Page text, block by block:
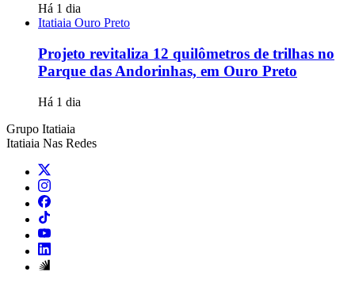
Há 1 dia
Itatiaia Ouro Preto
Projeto revitaliza 12 quilômetros de trilhas no
Parque das Andorinhas, em Ouro Preto
Há 1 dia
Grupo Itatiaia
Itatiaia Nas Redes